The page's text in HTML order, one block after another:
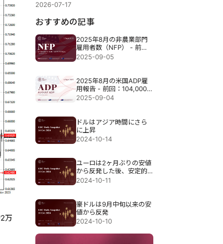
万
2026-07-17
おすすめの記事
2025年8月の非農業部門
雇用者数（NFP） - 前回
73,000人 予想78,000人
2025-09-05
2025年8月の米国ADP雇
用報告 - 前回：104,000
人 予想：70,000人
2025-09-04
ドルはアジア時間にさら
に上昇
2024-10-14
ユーロは2ヶ月ぶりの安値
から反発した後、安定的
に推移
2024-10-11
豪ドルは9月中旬以来の安
値から反発
2024-10-10